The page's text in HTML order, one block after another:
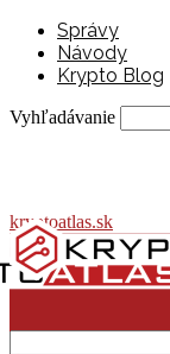
Správy
Návody
Krypto Blog
Vyhľadávanie
kryptoatlas.sk